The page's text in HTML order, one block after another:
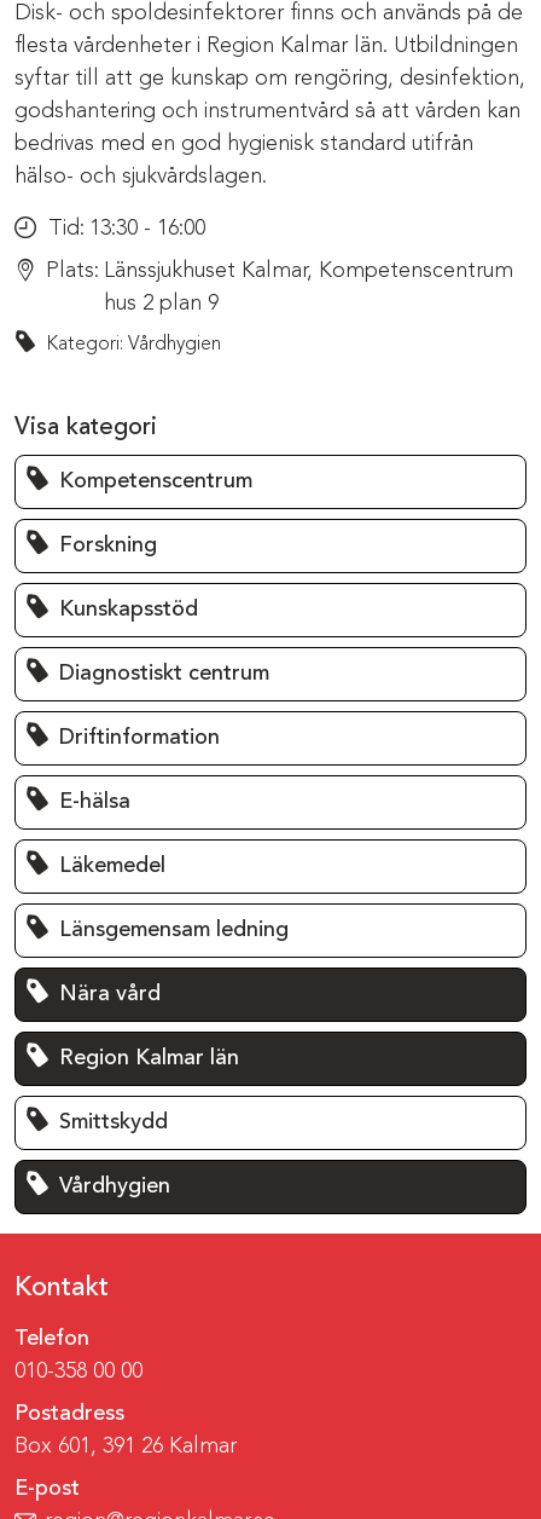
Disk- och spoldesinfektorer finns och används på de
flesta vårdenheter i Region Kalmar län. Utbildningen
syftar till att ge kunskap om rengöring, desinfektion,
godshantering och instrumentvård så att vården kan
bedrivas med en god hygienisk standard utifrån
hälso- och sjukvårdslagen.
Tid: 13:30 - 16:00
Plats: Länssjukhuset Kalmar, Kompetenscentrum
hus 2 plan 9
Kategori: Vårdhygien
Visa kategori
Kompetenscentrum
Forskning
Kunskapsstöd
Diagnostiskt centrum
Driftinformation
E-hälsa
Läkemedel
Länsgemensam ledning
Nära vård
Region Kalmar län
Smittskydd
Vårdhygien
Kontakt
Telefon
010-358 00 00
Postadress
Box 601, 391 26 Kalmar
E-post